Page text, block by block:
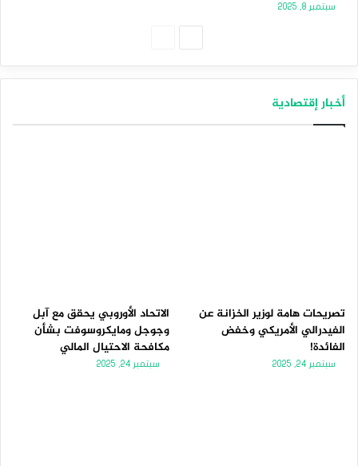
سبتمبر 8, 2025
أخبار إقتصادية
تصريحات هامة لوزير الخزانة عن
الفيدرالي الأمريكي وخفض
الفائدة!
سبتمبر 24, 2025
الاتحاد الأوروبي يحقق مع آبل
وجوجل ومايكروسوفت بشأن
مكافحة الاحتيال المالي
سبتمبر 24, 2025